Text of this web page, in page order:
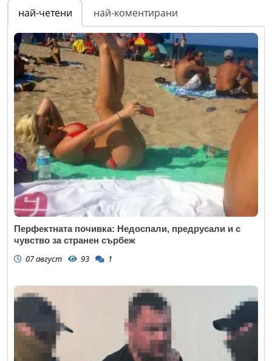
най-четени най-коментирани
Перфектната почивка: Недоспали, предрусали и с
чувство за странен сърбеж
07 август 93 1